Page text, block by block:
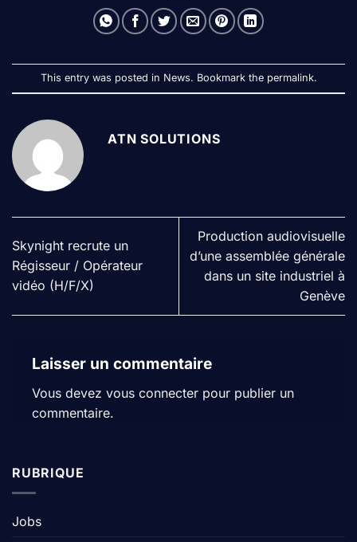
This entry was posted in News. Bookmark the permalink.
ATN SOLUTIONS
Skynight recrute un
Régisseur / Opérateur
vidéo (H/F/X)
Production audiovisuelle
d’une assemblée générale
dans un site industriel à
Genève
Laisser un commentaire
Vous devez vous connecter pour publier un
commentaire.
RUBRIQUE
Jobs